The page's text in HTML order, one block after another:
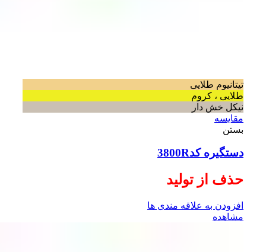
تیتانیوم طلایی
طلایی ، کروم
نیکل خش دار
مقایسه
بستن
دستگیره کد3800R
حذف از تولید
افزودن به علاقه مندی ها
مشاهده